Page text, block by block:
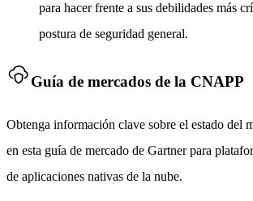
para hacer frente a sus debilidades más
postura de seguridad general.
Guía de mercados de la CNAPP
Obtenga información clave sobre el estado del
en esta guía de mercado de Gartner para
de aplicaciones nativas de la nube.